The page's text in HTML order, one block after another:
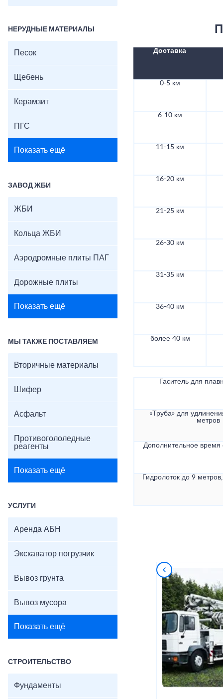
НЕРУДНЫЕ МАТЕРИАЛЫ
Песок
Щебень
Керамзит
ПГС
Показать ещё
ЗАВОД ЖБИ
ЖБИ
Кольца ЖБИ
Аэродромные плиты ПАГ
Дорожные плиты
Показать ещё
МЫ ТАКЖЕ ПОСТАВЛЯЕМ
Вторичные материалы
Шифер
Асфальт
Противогололедные
реагенты
Показать ещё
УСЛУГИ
Аренда АБН
Экскаватор погрузчик
Вывоз грунта
Вывоз мусора
Показать ещё
СТРОИТЕЛЬСТВО
Фундаменты
Доставка
0-5 км
6-10 км
11-15 км
16-20 км
21-25 км
26-30 км
31-35 км
36-40 км
более 40 км
Гаситель для
«Труба» для
метров
Дополнительное
Гидролоток до 9